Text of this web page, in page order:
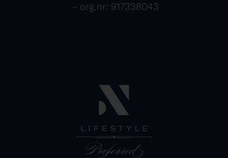
– org.nr: 917338043